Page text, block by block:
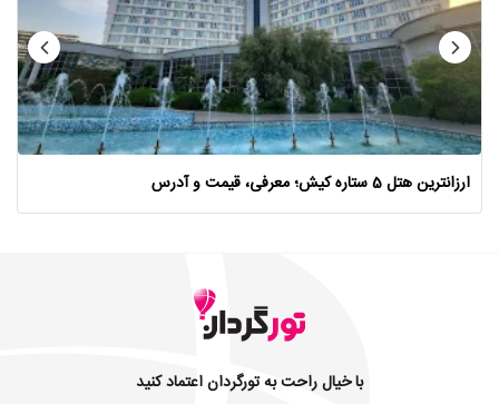
ارزانترین هتل 5 ستاره کیش؛ معرفی، قیمت و آدرس
با خیال راحت به تورگردان اعتماد کنید